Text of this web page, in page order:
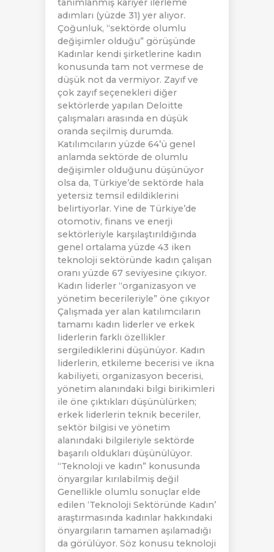
tanımlanmış kariyer ilerleme
adımları (yüzde 31) yer alıyor.
Çoğunluk, “sektörde olumlu
değişimler olduğu” görüşünde
Kadınlar kendi şirketlerine kadın
konusunda tam not vermese de
düşük not da vermiyor. Zayıf ve
çok zayıf seçenekleri diğer
sektörlerde yapılan Deloitte
çalışmaları arasında en düşük
oranda seçilmiş durumda.
Katılımcıların yüzde 64’ü genel
anlamda sektörde de olumlu
değişimler olduğunu düşünüyor
olsa da, Türkiye’de sektörde hala
yetersiz temsil edildiklerini
belirtiyorlar. Yine de Türkiye’de
otomotiv, finans ve enerji
sektörleriyle karşılaştırıldığında
genel ortalama yüzde 43 iken
teknoloji sektöründe kadın çalışan
oranı yüzde 67 seviyesine çıkıyor.
Kadın liderler “organizasyon ve
yönetim becerileriyle” öne çıkıyor
Çalışmada yer alan katılımcıların
tamamı kadın liderler ve erkek
liderlerin farklı özellikler
sergilediklerini düşünüyor. Kadın
liderlerin, etkileme becerisi ve ikna
kabiliyeti, organizasyon becerisi,
yönetim alanındaki bilgi birikimleri
ile öne çıktıkları düşünülürken;
erkek liderlerin teknik beceriler,
sektör bilgisi ve yönetim
alanındaki bilgileriyle sektörde
başarılı oldukları düşünülüyor.
“Teknoloji ve kadın” konusunda
önyargılar kırılabilmiş değil
Genellikle olumlu sonuçlar elde
edilen ‘Teknoloji Sektöründe Kadın’
araştırmasında kadınlar hakkındaki
önyargıların tamamen aşılamadığı
da görülüyor. Söz konusu teknoloji